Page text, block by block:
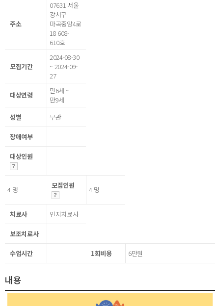
주소
07631 서울
강서구
마곡중앙4로
18 608-
610호
모집기간
2024-08-30
~ 2024-09-
27
대상연령
만6세 ~
만9세
성별
무관
장애여부
대상인원
4 명 모집인원 4 명
치료사 인지치료사
보조치료사
수업시간 1회비용 6만원
내용